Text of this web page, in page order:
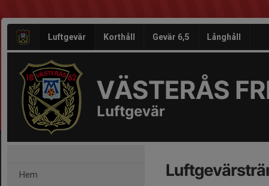
Luftgevär Korthåll Gevär 6,5 Långhåll
VÄSTERÅS
Luftgevär
Hem